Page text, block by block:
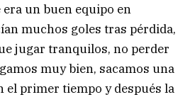
un buen equipo en
muchos goles tras pérdida,
jugar tranquilos, no perder
muy bien, sacamos una
el primer tiempo y después la